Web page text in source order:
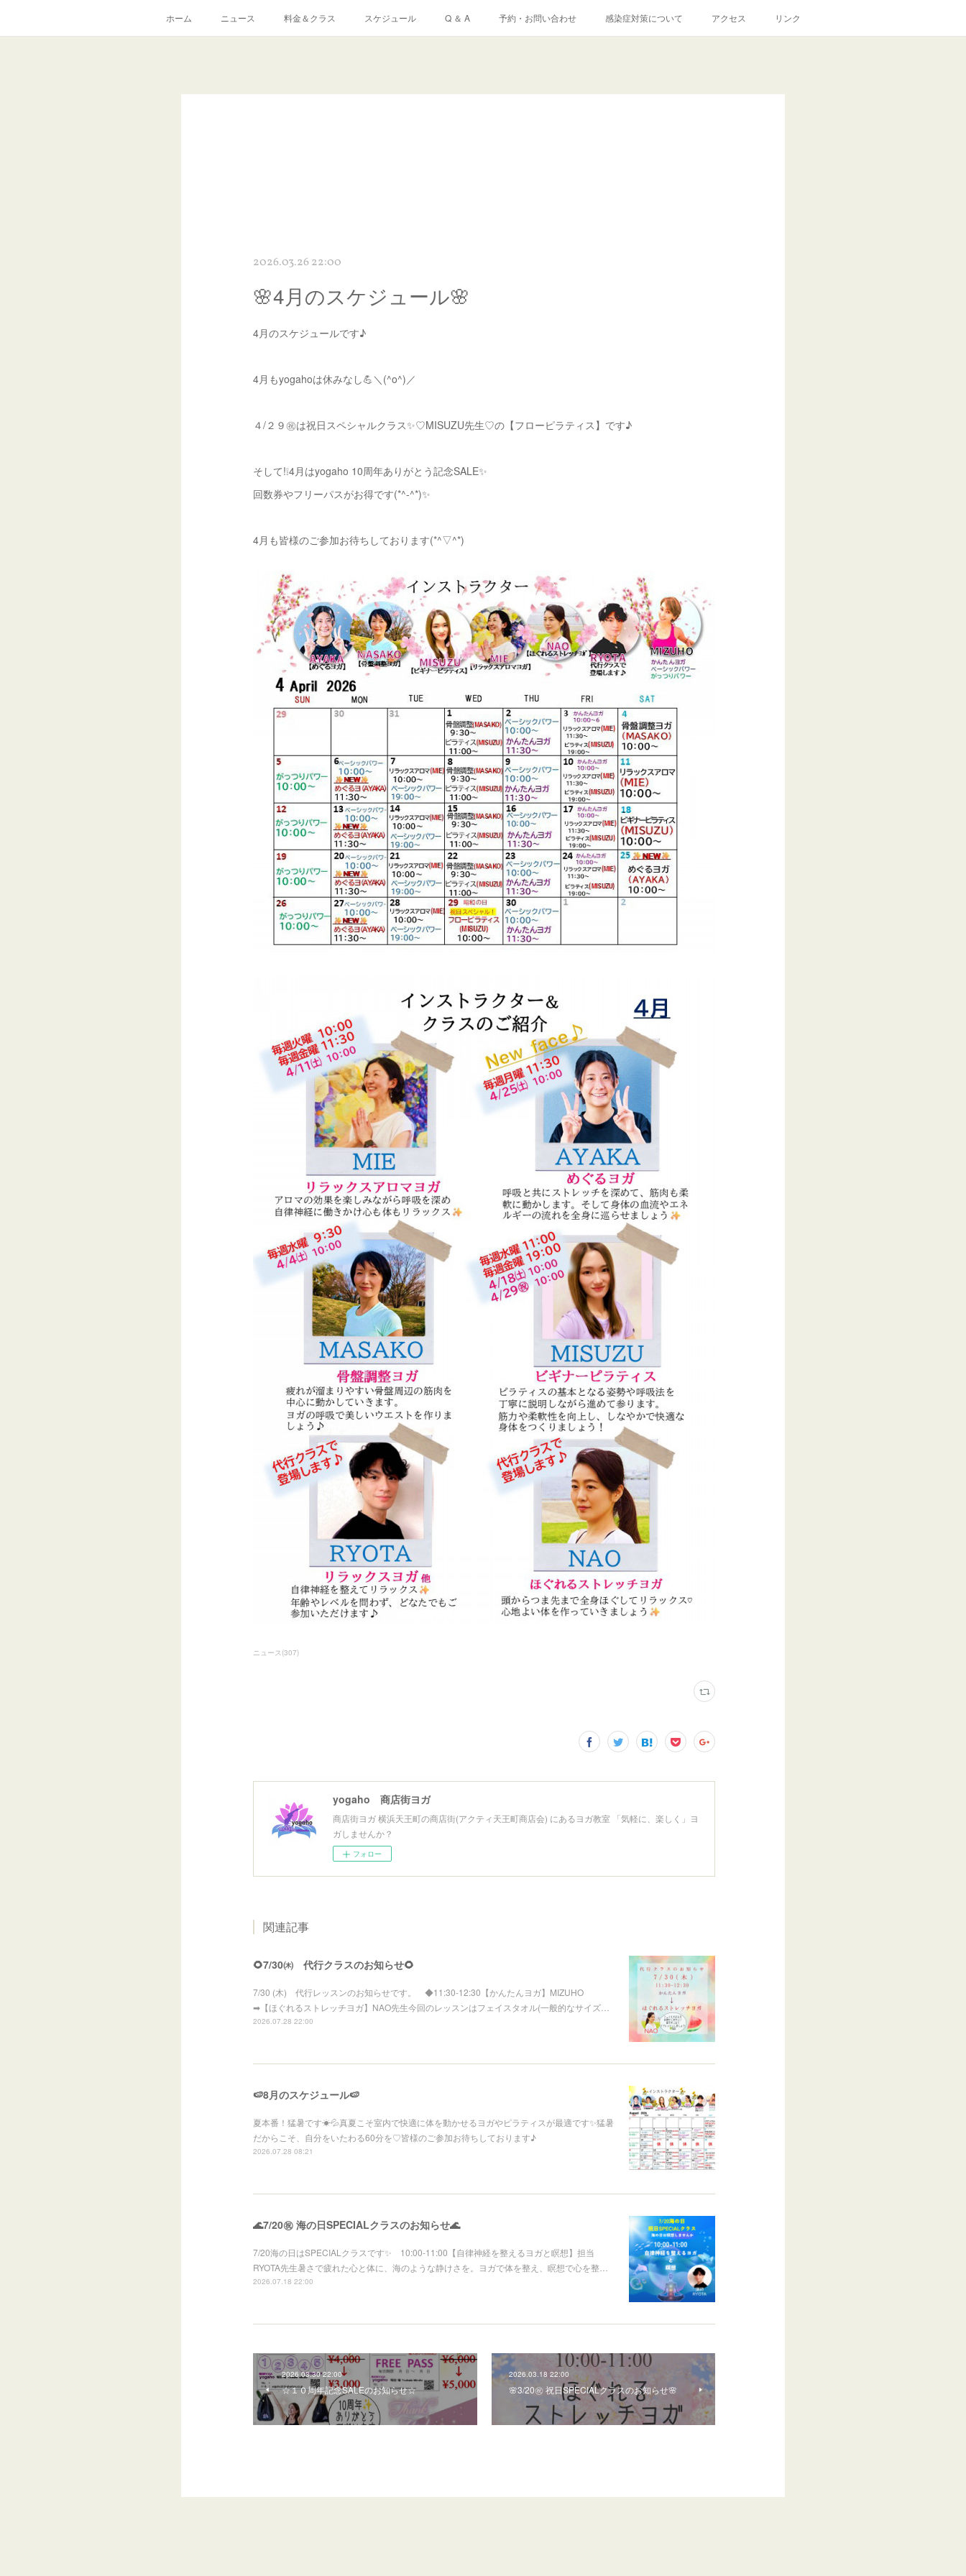
ホーム ニュース 料金＆クラス スケジュール Q ＆ A 予約・お問い合わせ 感染症対策について アクセス リンク
2026.03.26 22:00
🌸4月のスケジュール🌸
4月のスケジュールです♪
4月もyogahoは休みなし💪＼(^o^)／
４/２９㊗は祝日スペシャルクラス✨♡MISUZU先生♡の【フローピラティス】です♪
そして!❕4月はyogaho 10周年ありがとう記念SALE✨
回数券やフリーパスがお得です(*^-^*)✨
4月も皆様のご参加お待ちしております(*^▽^*)
ニュース(307)
yogaho 商店街ヨガ
商店街ヨガ 横浜天王町の商店街(アクティ天王町商店会) にあるヨガ教室 「気軽に、楽しく」ヨ
ガしませんか？
フォロー
関連記事
🌻7/30㈭ 代行クラスのお知らせ🌻
7/30 (木) 代行レッスンのお知らせです。 ◆11:30-12:30【かんたんヨガ】MIZUHO
➡【ほぐれるストレッチヨガ】NAO先生今回のレッスンはフェイスタオル(一般的なサイズ…
2026.07.28 22:00
🍉8月のスケジュール🍉
夏本番！猛暑です☀💦真夏こそ室内で快適に体を動かせるヨガやピラティスが最適です✨猛暑
だからこそ、自分をいたわる60分を♡皆様のご参加お待ちしております♪
2026.07.28 08:21
🌊7/20㊗ 海の日SPECIALクラスのお知らせ🌊
7/20海の日はSPECIALクラスです✨ 10:00-11:00【自律神経を整えるヨガと瞑想】担当
RYOTA先生暑さで疲れた心と体に、海のような静けさを。ヨガで体を整え、瞑想で心を整…
2026.07.18 22:00
2026.03.30 22:00
☆１０周年記念SALEのお知らせ☆
2026.03.18 22:00
🌸3/20㊗ 祝日SPECIALクラスのお知らせ🌸